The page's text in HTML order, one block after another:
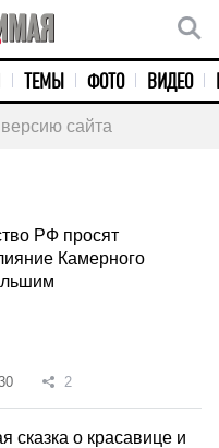
ТЕМЫ ФОТО ВИДЕО
сайта
РФ просят
Камерного
2
сказка о красавице и